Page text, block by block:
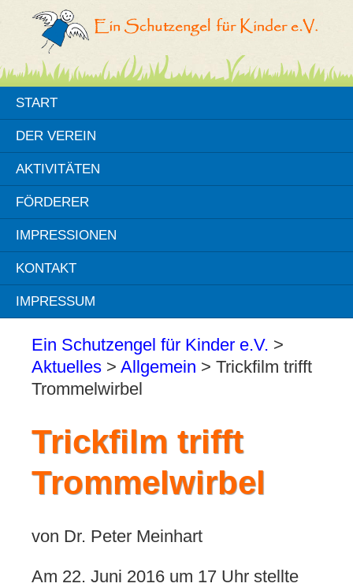
START
DER VEREIN
AKTIVITÄTEN
FÖRDERER
IMPRESSIONEN
KONTAKT
IMPRESSUM
Ein Schutzengel für Kinder e.V. >
Aktuelles > Allgemein > Trickfilm trifft
Trommelwirbel
Trickfilm trifft
Trommelwirbel
von Dr. Peter Meinhart
Am 22. Juni 2016 um 17 Uhr stellte